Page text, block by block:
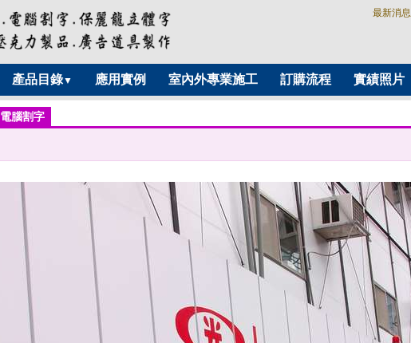
最新消息
產品目錄▼ 應用實例 室內外專業施工 訂購流程 實績照片
電腦割字